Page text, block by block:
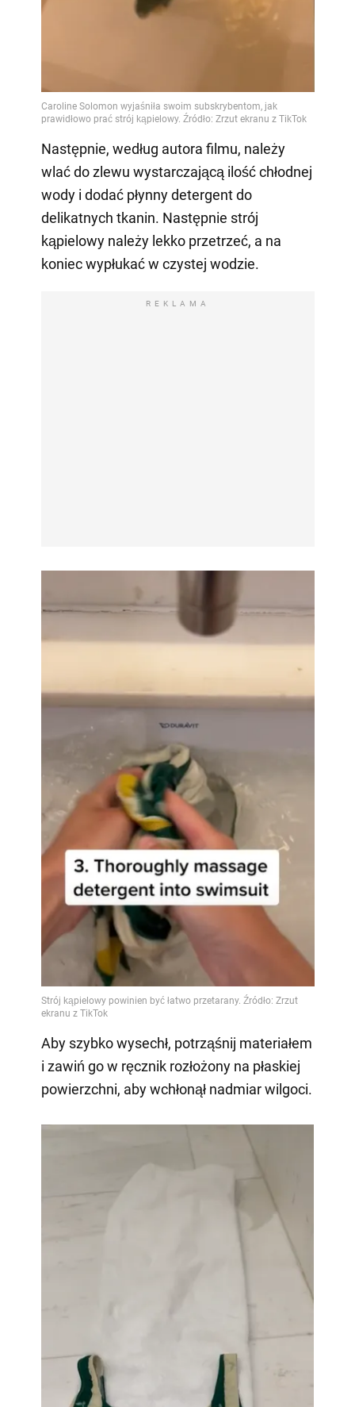
Następnie, według autora filmu, należy
wlać do zlewu wystarczającą ilość chłodnej
wody i dodać płynny detergent do
delikatnych tkanin. Następnie strój
kąpielowy należy lekko przetrzeć, a na
koniec wypłukać w czystej wodzie.
REKLAMA
Aby szybko wysechł, potrząśnij materiałem
i zawiń go w ręcznik rozłożony na płaskiej
powierzchni, aby wchłonął nadmiar wilgoci.